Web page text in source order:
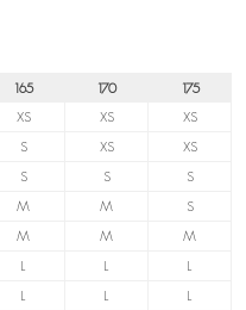
165 170
175
XS XS
XS
S XS
XS
S S
S
M M
S
M M
M
L L
L
L L L